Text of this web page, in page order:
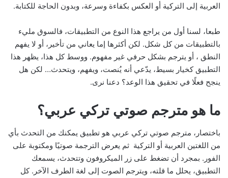
العربية إلى التركية أو العكس بكفاءة وسرعة، وبدون الحاجة للكتابة.
طبعا، لسنا أول من يراجع هذا النوع من التطبيقات، فالسوق مليء
بالتطبيقات من كل شكل. لكن أكثرها إما يعاني من تأخير، أو لا يفهم
النطق ، أو يترجم بشكل حرفي غير مفهوم. ووسط كل هذا، يظهر هذا
التطبيق كخيار بسيط، يدّعي أنه يُنصت، ويفهم، ويتحدث… لكن هل
ينجح فعلًا في تحقيق هذا الوعد؟ دعنا نرى.
ما هو مترجم صوتي تركي عربي؟
باختصار، مترجم صوتي تركي عربي هو تطبيق يمكنك من التحدث بأي
من اللغتين العربية أو التركية ثم يعرض الترجمة صوتيًا ومكتوبة على
الفور. بمجرد أن تضغط على زر الميكروفون وتتحدث، يسمعك
التطبيق، يحلل ما قلته، ويترجم الصوت إلى لغة الطرف الآخر. كل